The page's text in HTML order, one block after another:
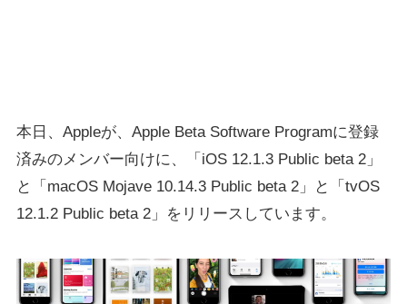
本日、Appleが、Apple Beta Software Programに登録
済みのメンバー向けに、「iOS 12.1.3 Public beta 2」
と「macOS Mojave 10.14.3 Public beta 2」と「tvOS
12.1.2 Public beta 2」をリリースしています。